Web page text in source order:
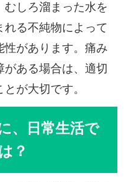
むしろ溜まった水を
る不純物によって
性があります。痛み
ある場合は、適切
が大切です。
、日常生活で
？